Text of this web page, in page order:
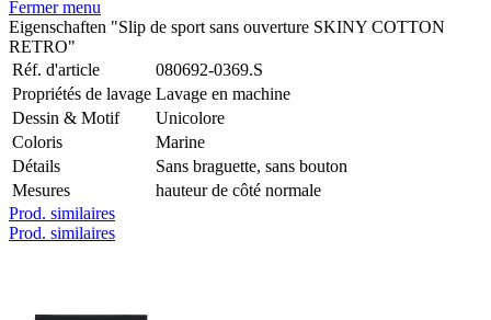
Fermer menu
Eigenschaften "Slip de sport sans ouverture SKINY COTTON
RETRO"
Réf. d'article
080692-0369.S
Propriétés de lavage Lavage en machine
Dessin & Motif
Unicolore
Coloris
Marine
Détails
Sans braguette, sans bouton
Mesures
hauteur de côté normale
Prod. similaires
Prod. similaires